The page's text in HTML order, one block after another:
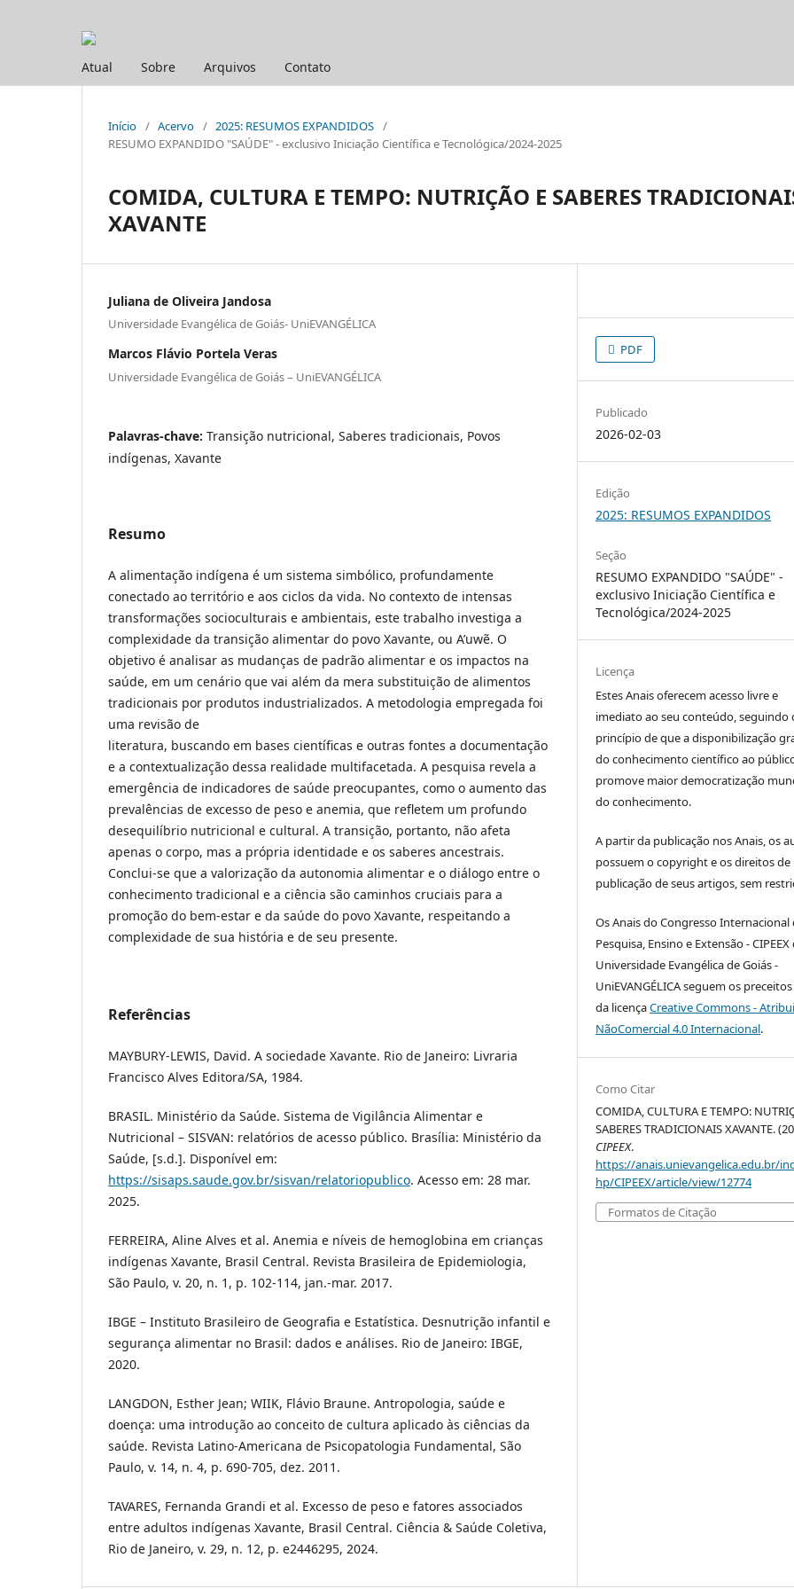
Atual Sobre Arquivos Contato
Início / Acervo / 2025: RESUMOS EXPANDIDOS /
RESUMO EXPANDIDO "SAÚDE" - exclusivo Iniciação Científica e Tecnológica/2024-2025
COMIDA, CULTURA E TEMPO: NUTRIÇÃO E SABERES
XAVANTE
Juliana de Oliveira Jandosa
Universidade Evangélica de Goiás- UniEVANGÉLICA
Marcos Flávio Portela Veras
Universidade Evangélica de Goiás – UniEVANGÉLICA
Palavras-chave: Transição nutricional, Saberes tradicionais, Povos
indígenas, Xavante
Resumo
A alimentação indígena é um sistema simbólico, profundamente
conectado ao território e aos ciclos da vida. No contexto de intensas
transformações socioculturais e ambientais, este trabalho investiga a
complexidade da transição alimentar do povo Xavante, ou A’uwẽ. O
objetivo é analisar as mudanças de padrão alimentar e os impactos na
saúde, em um cenário que vai além da mera substituição de alimentos
tradicionais por produtos industrializados. A metodologia empregada foi
uma revisão de
literatura, buscando em bases científicas e outras fontes a documentação
e a contextualização dessa realidade multifacetada. A pesquisa revela a
emergência de indicadores de saúde preocupantes, como o aumento das
prevalências de excesso de peso e anemia, que refletem um profundo
desequilíbrio nutricional e cultural. A transição, portanto, não afeta
apenas o corpo, mas a própria identidade e os saberes ancestrais.
Conclui-se que a valorização da autonomia alimentar e o diálogo entre o
conhecimento tradicional e a ciência são caminhos cruciais para a
promoção do bem-estar e da saúde do povo Xavante, respeitando a
complexidade de sua história e de seu presente.
Referências
MAYBURY-LEWIS, David. A sociedade Xavante. Rio de Janeiro: Livraria
Francisco Alves Editora/SA, 1984.
BRASIL. Ministério da Saúde. Sistema de Vigilância Alimentar e
Nutricional – SISVAN: relatórios de acesso público. Brasília: Ministério da
Saúde, [s.d.]. Disponível em:
https://sisaps.saude.gov.br/sisvan/relatoriopublico. Acesso em: 28 mar.
2025.
FERREIRA, Aline Alves et al. Anemia e níveis de hemoglobina em crianças
indígenas Xavante, Brasil Central. Revista Brasileira de Epidemiologia,
São Paulo, v. 20, n. 1, p. 102-114, jan.-mar. 2017.
IBGE – Instituto Brasileiro de Geografia e Estatística. Desnutrição infantil e
segurança alimentar no Brasil: dados e análises. Rio de Janeiro: IBGE,
2020.
LANGDON, Esther Jean; WIIK, Flávio Braune. Antropologia, saúde e
doença: uma introdução ao conceito de cultura aplicado às ciências da
saúde. Revista Latino-Americana de Psicopatologia Fundamental, São
Paulo, v. 14, n. 4, p. 690-705, dez. 2011.
TAVARES, Fernanda Grandi et al. Excesso de peso e fatores associados
entre adultos indígenas Xavante, Brasil Central. Ciência & Saúde Coletiva,
Rio de Janeiro, v. 29, n. 12, p. e2446295, 2024.
PDF
Publicado
2026-02-03
Edição
2025: RESUMOS EXPANDIDOS
Seção
RESUMO EXPANDIDO "SAÚDE" -
exclusivo Iniciação Científica e
Tecnológica/2024-2025
Licença
Estes Anais oferecem acesso livre e
imediato ao seu conteúdo, seguindo
princípio de que a disponibilização
do conhecimento científico ao
promove maior democratização
do conhecimento.
A partir da publicação nos Anais, os
possuem o copyright e os direitos de
publicação de seus artigos, sem
Os Anais do Congresso Internacional
Pesquisa, Ensino e Extensão - CIPEEX
Universidade Evangélica de Goiás -
UniEVANGÉLICA seguem os
da licençaCreative Commons -
NãoComercial 4.0 Internacional.
Como Citar
COMIDA, CULTURA E TEMPO:
SABERES TRADICIONAIS XAVANTE.
CIPEEX.
https://anais.unievangelica.edu.br/
hp/CIPEEX/article/view/12774
Formatos de Citação